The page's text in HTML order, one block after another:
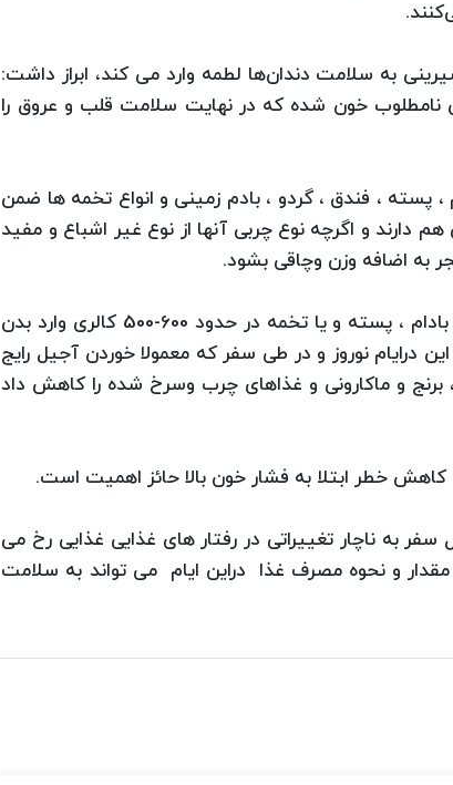
به سلامت دندان‌ها لطمه‌ وارد می كند،‌ ابراز داشت:‌
خون شده که در نهایت سلامت قلب و عروق را
پسته ، فندق ، گردو ، بادم زمینی و انواع تخمه ها ضمن
دارند و اگرچه نوع چربی آنها از نوع غیر اشباع و مفید
به اضافه وزن وچاقی بشود.
معاون دفتر بهبود تغذیه جامعه تأكید كرد: 100 گرم بادام ، پسته و یا تخمه در حدود 600-500 كالری وارد بدن
درایام نوروز و در طی سفر كه معمولا خوردن آجیل رایج
و ماكارونی و غذاهای چرب وسرخ شده را كاهش داد
خطر ابتلا به فشار خون بالا حائز اهمیت است.
سفر به ناچار تغییراتی در رفتار های غذایی غذایی رخ می
و نحوه مصرف غذا دراین ایام می تواند به سلامت